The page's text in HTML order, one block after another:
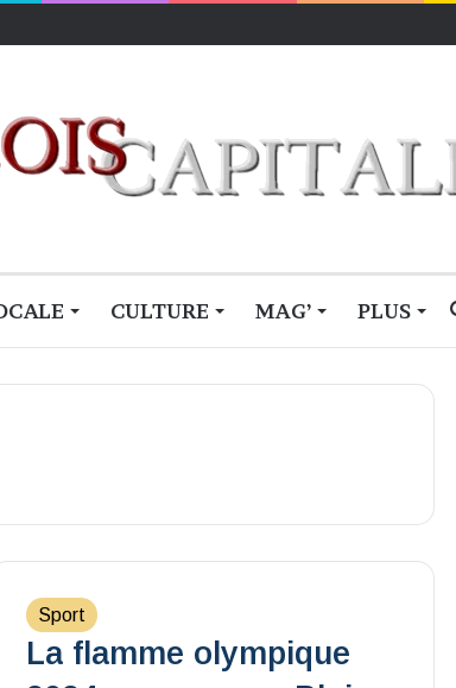
CULTURE MAG’ PLUS
Sport
La flamme olympique